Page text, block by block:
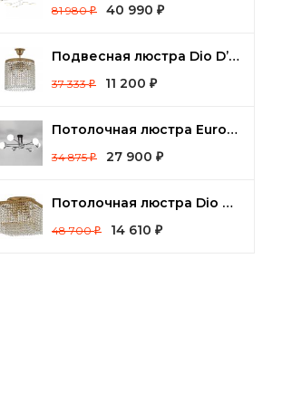
81 980₽ 40 990 ₽
Подвесная люстра Dio D’Arte Cremono Cremono E 1.2.25.100 G
37 333₽ 11 200 ₽
Потолочная люстра Eurosvet Nuvola 70129/8 хром
34 875₽ 27 900 ₽
Потолочная люстра Dio D’Arte Cremono Cremono E 1.2.24.100 G
48 700₽ 14 610 ₽